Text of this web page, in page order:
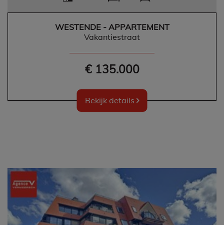
WESTENDE - APPARTEMENT
Vakantiestraat
€ 135.000
Bekijk details